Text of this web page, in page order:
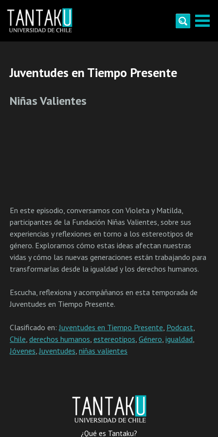
content
Juventudes en Tiempo Presente
Niñas Valientes
En este episodio, conversamos con Violeta y Matilda,
participantes de la Fundación Niñas Valientes, sobre sus
experiencias y reflexiones en torno a los estereotipos de
género. Exploramos cómo estas ideas afectan nuestras
vidas y cómo las nuevas generaciones están trabajando para
transformarlas desde la igualdad y los derechos humanos.
Escucha, reflexiona y acompáñanos en esta temporada de
Juventudes en Tiempo Presente.
Clasificado en:Juventudes en Tiempo Presente, Podcast,
Chile, derechos humanos, estereotipos, Género, igualdad,
Jóvenes,Juventudes, niñas valientes
¿Qué es Tantaku?